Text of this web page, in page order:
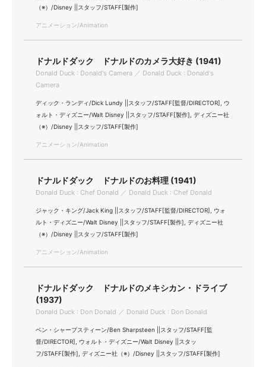
（※）/Disney ||スタッフ/STAFF[製作]
アニメーション/Animation
ドナルドダック ドナルドのカメラ大好き (1941)
Donald Duck : Donald's Camera ／ Donald Duck : Donald's
Camera
ディック・ランディ/Dick Lundy ||スタッフ/STAFF[監督/DIRECTOR], ウ
ォルト・ディズニー/Walt Disney ||スタッフ/STAFF[製作], ディズニー社
（※）/Disney ||スタッフ/STAFF[製作]
アニメーション/Animation
ドナルドダック ドナルドのお料理 (1941)
Donald Duck : Chef Donald ／ Donald Duck : Chef Donald
ジャック・キング/Jack King ||スタッフ/STAFF[監督/DIRECTOR], ウォ
ルト・ディズニー/Walt Disney ||スタッフ/STAFF[製作], ディズニー社
（※）/Disney ||スタッフ/STAFF[製作]
アニメーション/Animation
ドナルドダック ドナルドのメキシカン・ドライブ
(1937)
Donald Duck : Don Donald ／ Donald Duck : Don Donald
ベン・シャープスティーン/Ben Sharpsteen ||スタッフ/STAFF[監
督/DIRECTOR], ウォルト・ディズニー/Walt Disney ||スタッ
フ/STAFF[製作], ディズニー社（※）/Disney ||スタッフ/STAFF[製作]